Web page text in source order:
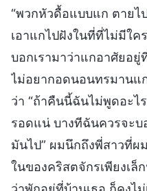
“พวกหัวดื้อแบบแก ตายไ
เอาแกไปฝังในที่ที่ไม่มีใค
บอกเรามาว่าแกอาศัยอยู่
ไม่อยากอดนอนทรมานแ
ว่า “ถ้าคืนนี้ฉันไม่พูดอะไ
รอดแน่ บางทีฉันควรจะบ
มันไป” ผมนึกถึงพี่สาวที่ผ
ในของคริสตจักรเพียงเ